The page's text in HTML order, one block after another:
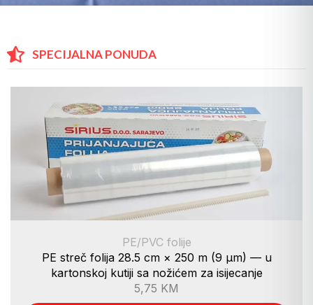
SPECIJALNA PONUDA
PE/PVC folije
PE streč folija 28.5 cm × 250 m (9 µm) — u
kartonskoj kutiji sa nožićem za isijecanje
5,75 KM